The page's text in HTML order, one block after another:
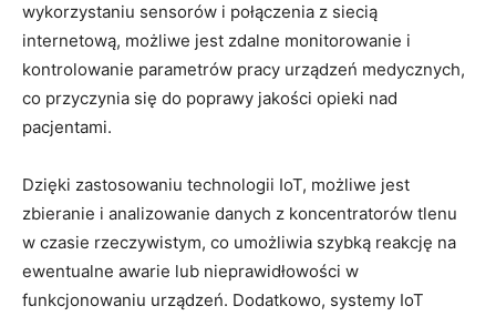
wykorzystaniu sensorów i połączenia z siecią
internetową, możliwe jest zdalne monitorowanie i
kontrolowanie⁢ parametrów‌ pracy urządzeń⁤ medycznych,
co przyczynia się do poprawy jakości opieki nad
pacjentami.
Dzięki zastosowaniu⁢ technologii IoT, możliwe⁤ jest⁢
zbieranie ⁤i analizowanie ​danych​ z koncentratorów tlenu
w czasie rzeczywistym, co umożliwia⁣ szybką⁤ reakcję na
ewentualne ⁢awarie lub nieprawidłowości w
funkcjonowaniu urządzeń. ⁣Dodatkowo, systemy IoT